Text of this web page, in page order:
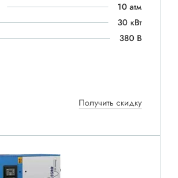
10 атм
30 кВт
380 В
Получить скидку